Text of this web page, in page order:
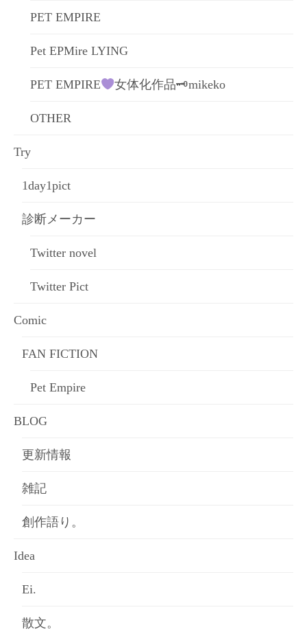
PET EMPIRE
Pet EPMire LYING
PET EMPIRE 女体化作品🗝mikeko
OTHER
Try
1day1pict
診断メーカー
Twitter novel
Twitter Pict
Comic
FAN FICTION
Pet Empire
BLOG
更新情報
雑記
創作語り。
Idea
Ei.
散文。